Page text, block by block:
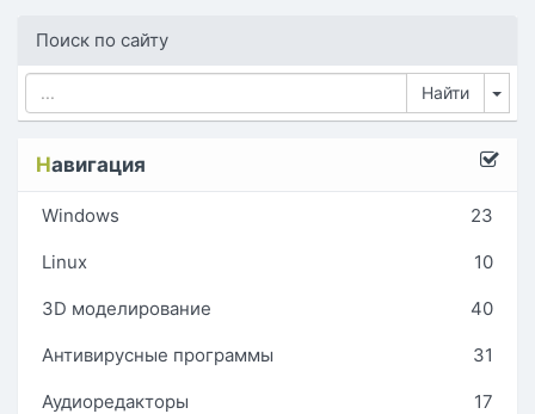
Поиск по сайту
Навигация
Windows 23
Linux 10
3D моделирование 40
Антивирусные программы 31
Аудиоредакторы 17